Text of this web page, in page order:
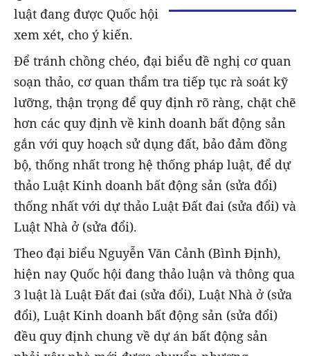
luật đang được Quốc hội
xem xét, cho ý kiến.
Để tránh chồng chéo, đại biểu đề nghị cơ quan
soạn thảo, cơ quan thẩm tra tiếp tục rà soát kỹ
lưỡng, thận trọng để quy định rõ ràng, chặt chẽ
hơn các quy định về kinh doanh bất động sản
gắn với quy hoạch sử dụng đất, bảo đảm đồng
bộ, thống nhất trong hệ thống pháp luật, để dự
thảo Luật Kinh doanh bất động sản (sửa đổi)
thống nhất với dự thảo Luật Đất đai (sửa đổi) và
Luật Nhà ở (sửa đổi).
Theo đại biểu Nguyễn Văn Cảnh (Bình Định),
hiện nay Quốc hội đang thảo luận và thông qua
3 luật là Luật Đất đai (sửa đổi), Luật Nhà ở (sửa
đổi), Luật Kinh doanh bất động sản (sửa đổi)
đều quy định chung về dự án bất động sản